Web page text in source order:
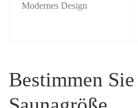
Modernes Design
Bestimmen